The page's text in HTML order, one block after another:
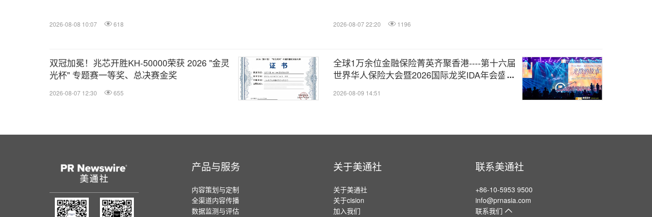
2026-08-08 10:07 618 2026-08-07 22:20 1196
双冠加冕！兆芯开胜KH‑50000荣获 2026 "金灵
光杯" 专题赛一等奖、总决赛金奖
2026-08-07 12:30 655
全球1万余位金融保险菁英齐聚香港----第十六届
世界华人保险大会暨2026国际龙奖IDA年会盛大
2026-08-09 14:51
产品与服务
内容策划与定制
全渠道内容传播
数据监测与评估
关于美通社
关于美通社
关于cision
加入我们
联系美通社
+86-10-5953 9500
info@prnasia.com
联系我们